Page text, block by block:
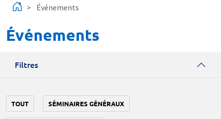
Événements
Événements
Filtres
TOUT SÉMINAIRES GÉNÉRAUX